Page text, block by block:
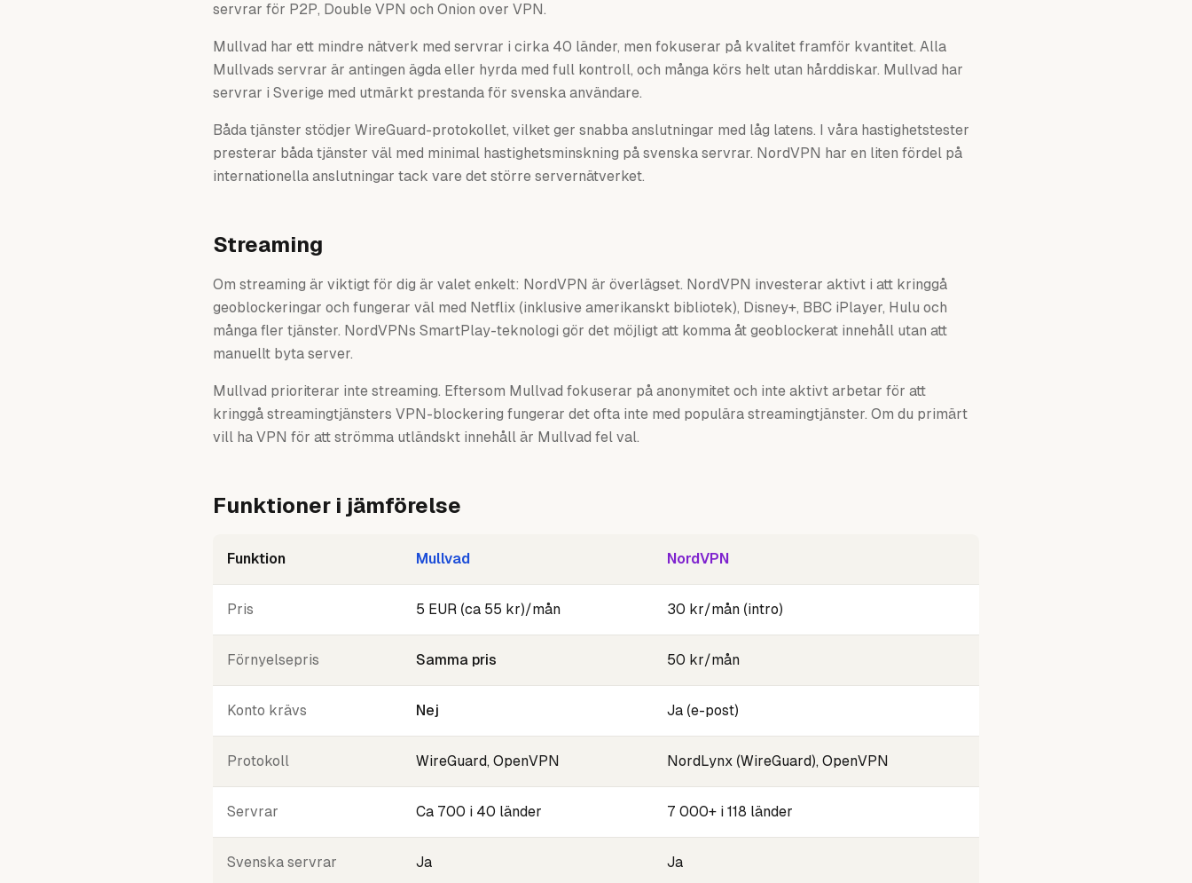
servrar för P2P, Double VPN och Onion over VPN.
Mullvad har ett mindre nätverk med servrar i cirka 40 länder, men fokuserar på kvalitet framför kvantitet. Alla
Mullvads servrar är antingen ägda eller hyrda med full kontroll, och många körs helt utan hårddiskar. Mullvad har
servrar i Sverige med utmärkt prestanda för svenska användare.
Båda tjänster stödjer WireGuard-protokollet, vilket ger snabba anslutningar med låg latens. I våra hastighetstester
presterar båda tjänster väl med minimal hastighetsminskning på svenska servrar. NordVPN har en liten fördel på
internationella anslutningar tack vare det större servernätverket.
Streaming
Om streaming är viktigt för dig är valet enkelt: NordVPN är överlägset. NordVPN investerar aktivt i att kringgå
geoblockeringar och fungerar väl med Netflix (inklusive amerikanskt bibliotek), Disney+, BBC iPlayer, Hulu och
många fler tjänster. NordVPNs SmartPlay-teknologi gör det möjligt att komma åt geoblockerat innehåll utan att
manuellt byta server.
Mullvad prioriterar inte streaming. Eftersom Mullvad fokuserar på anonymitet och inte aktivt arbetar för att
kringgå streamingtjänsters VPN-blockering fungerar det ofta inte med populära streamingtjänster. Om du primärt
vill ha VPN för att strömma utländskt innehåll är Mullvad fel val.
Funktioner i jämförelse
Funktion Mullvad NordVPN
Pris 5 EUR (ca 55 kr)/mån 30 kr/mån (intro)
Förnyelsepris Samma pris 50 kr/mån
Konto krävs Nej Ja (e-post)
Protokoll WireGuard, OpenVPN NordLynx (WireGuard), OpenVPN
Servrar Ca 700 i 40 länder 7 000+ i 118 länder
Svenska servrar Ja Ja